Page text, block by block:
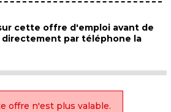
cette offre d'emploi avant de
par téléphone la
offre n'est plus valable.